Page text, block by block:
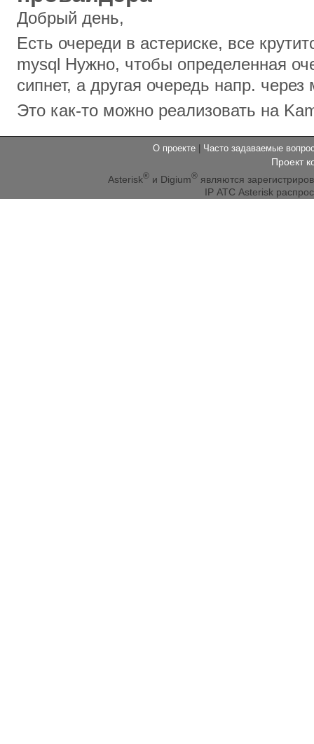
Добрый день,
Есть очереди в астериске, все
mysql Нужно, чтобы определенная
сипнет, а другая очередь напр. через
Это как-то можно реализовать на
О проекте | Часто задаваемые
Проект
Asterisk®и Digium®являются
IP АТС Asterisk